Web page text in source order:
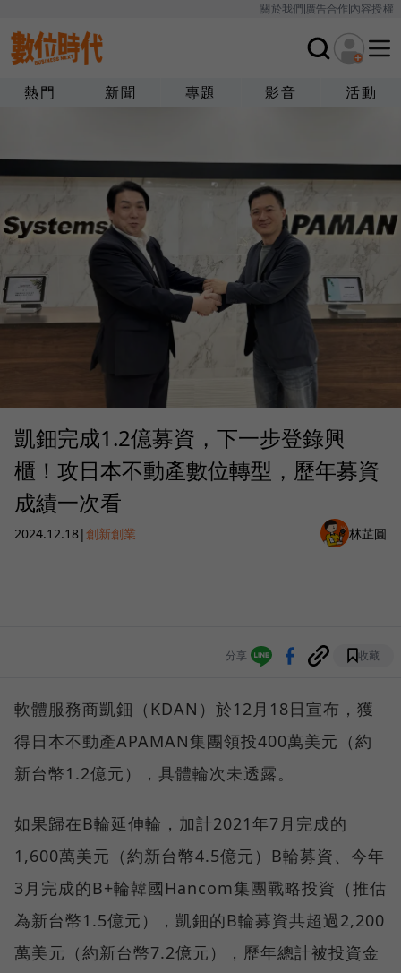
關於我們廣告合作內容授權
熱門 新聞 專題 影音 活動
凱鈿完成1.2億募資，下一步登錄興
櫃！攻日本不動產數位轉型，歷年募資
成績一次看
2024.12.18|創新創業 林芷圓
分享 收藏
軟體服務商凱鈿（KDAN）於12月18日宣布，獲
得日本不動產APAMAN集團領投400萬美元（約
新台幣1.2億元），具體輪次未透露。
如果歸在B輪延伸輪，加計2021年7月完成的
1,600萬美元（約新台幣4.5億元）B輪募資、今年
3月完成的B+輪韓國Hancom集團戰略投資（推估
為新台幣1.5億元），凱鈿的B輪募資共超過2,200
萬美元（約新台幣7.2億元），歷年總計被投資金